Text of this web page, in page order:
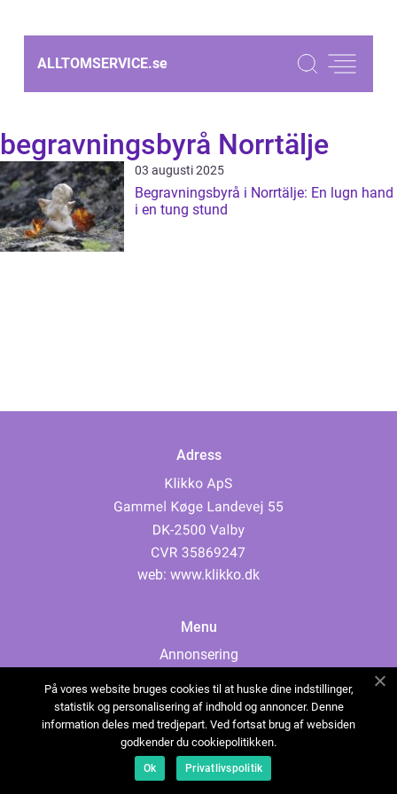
ALLTOMSERVICE.se
begravningsbyrå Norrtälje
03 augusti 2025
Begravningsbyrå i Norrtälje: En lugn hand
i en tung stund
Adress
web: www.klikko.dk
Menu
Annonsering
Cookies
Kontakta oss
Sitemap
På vores website bruges cookies til at huske dine indstillinger,
statistik og personalisering af indhold og annoncer. Denne
information deles med tredjepart. Ved fortsat brug af websiden
godkender du cookiepolitikken.
Ok Privatlivspolitik